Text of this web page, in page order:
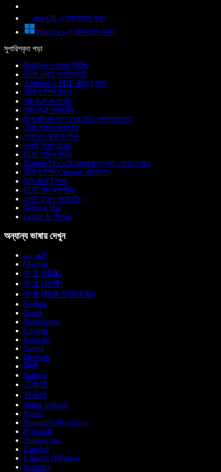
macOS-এ ডাউনলোড করুন
Windows-এ ডাউনলোড করুন
সুপারিশকৃত পড়া
ডিকটেশন ও ভয়েস টাইপিং
ভয়েস এআই অ্যাসিস্ট্যান্ট
Android-এ PDF টেক্সট টু স্পিচ
টেক্সট টু স্পিচ রিডার
নারী কণ্ঠ জেনারেটর
পুরুষ কণ্ঠ জেনারেটর
ডিসলেক্সিয়ার জন্য সেরা রিডিং প্রোগ্রামগুলো
রোবট ভয়েস জেনারেটর
অ্যানিমে টেক্সট টু স্পিচ
এআই ভয়েস চেঞ্জার
PDF অডিও রিডার
Google Docs কি আমার জন্য পড়ে শোনাতে পারে
টেক্সট টু স্পিচ Chrome এক্সটেনশন
হিন্দি টেক্সট টু স্পিচ
PDF রিড অ্যালাউড
এআই ভয়েস জেনারেটর
Texto a Voz
Leitor de Texto
অন্যান্য ভাষায় দেখুন
العربية
Magyar
中文 (简体)
中文 (台灣)
中文 (简体 中国大陆)
Čeština
Dansk
Nederlands
English
Français
Suomi
Deutsch
हिन्दी
Italiano
日本語
한국어
Norsk bokmål
Polski
Português Brasileiro
Русский
Українська
Español
Español (México)
Svenska